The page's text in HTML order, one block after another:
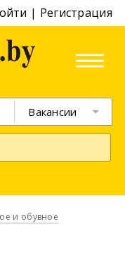
| Регистрация
Вакансии
и обувное